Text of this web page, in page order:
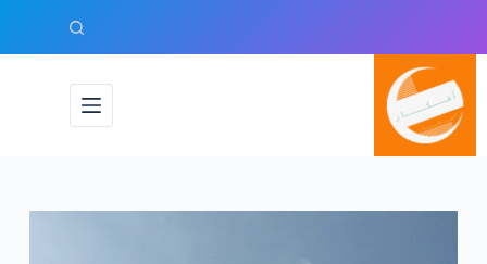
المحتوى